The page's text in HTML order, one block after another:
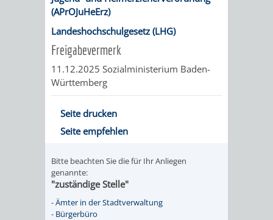
BÜRGERSAAL
IM
ALTEN
RATHAUS
(APrOJuHeErz)
Landeshochschulgesetz (LHG)
Freigabevermerk
11.12.2025 Sozialministerium Baden-
Württemberg
Seite drucken
Seite empfehlen
Bitte beachten Sie die für Ihr Anliegen
genannte:
"zuständige Stelle"
-Ämter in der Stadtverwaltung
- Bürgerbüro